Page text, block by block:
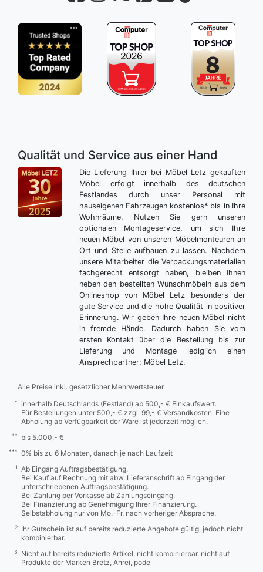
Qualität und Service aus einer Hand
Die Lieferung Ihrer bei Möbel Letz gekauften
Möbel erfolgt innerhalb des deutschen
Festlandes durch unser Personal mit
hauseigenen Fahrzeugen kostenlos* bis in Ihre
Wohnräume. Nutzen Sie gern unseren
optionalen Montageservice, um sich Ihre
neuen Möbel von unseren Möbelmonteuren an
Ort und Stelle aufbauen zu lassen. Nachdem
unsere Mitarbeiter die Verpackungsmaterialien
fachgerecht entsorgt haben, bleiben Ihnen
neben den bestellten Wunschmöbeln aus dem
Onlineshop von Möbel Letz besonders der
gute Service und die hohe Qualität in positiver
Erinnerung. Wir geben Ihre neuen Möbel nicht
in fremde Hände. Dadurch haben Sie vom
ersten Kontakt über die Bestellung bis zur
Lieferung und Montage lediglich einen
Ansprechpartner: Möbel Letz.
Alle Preise inkl. gesetzlicher Mehrwertsteuer.
*
innerhalb Deutschlands (Festland) ab 500,- € Einkaufswert.
Für Bestellungen unter 500,- € zzgl. 99,- € Versandkosten. Eine
Abholung ab Verfügbarkeit der Ware ist jederzeit möglich.
** bis 5.000,- €
*** 0% bis zu 6 Monaten, danach je nach Laufzeit
1
Ab Eingang Auftragsbestätigung.
Bei Kauf auf Rechnung mit abw. Lieferanschrift ab Eingang der
unterschriebenen Auftragsbestätigung.
Bei Zahlung per Vorkasse ab Zahlungseingang.
Bei Finanzierung ab Genehmigung Ihrer Finanzierung.
Selbstabholung nur von Mo.-Fr. nach vorheriger Absprache.
2
Ihr Gutschein ist auf bereits reduzierte Angebote gültig, jedoch nicht
kombinierbar.
3
Nicht auf bereits reduzierte Artikel, nicht kombinierbar, nicht auf
Produkte der Marken Bretz, Anrei, pode